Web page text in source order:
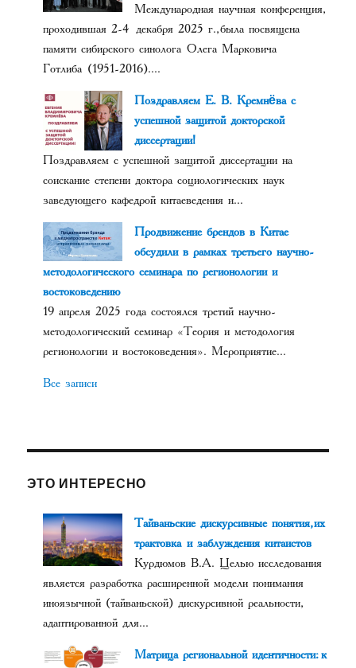
Международная научная конференция,
проходившая 2-4 декабря 2025 г., была посвящена
памяти сибирского синолога Олега Марковича
Готлиба (1951-2016)....
Поздравляем Е. В. Кремнёва с
успешной защитой докторской
диссертации!
Поздравляем с успешной защитой диссертации на
соискание степени доктора социологических наук
заведующего кафедрой китаеведения и...
Продвижение брендов в Китае
обсудили в рамках третьего научно-
методологического семинара по регионологии и
востоковедению
19 апреля 2025 года состоялся третий научно-
методологический семинар «Теория и методология
регионологии и востоковедения». Мероприятие...
Все записи
ЭТО ИНТЕРЕСНО
Тайваньские дискурсивные понятия, их
трактовка и заблуждения китаистов
Курдюмов В.А. Целью исследования
является разработка расширенной модели понимания
иноязычной (тайваньской) дискурсивной реальности,
адаптированной для...
Матрица региональной идентичности: к